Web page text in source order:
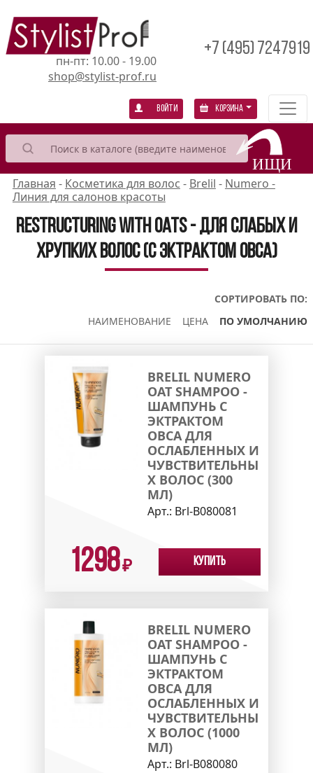
пн-пт: 10.00 - 19.00
shop@stylist-prof.ru
+7 (495) 7247919
Войти Корзина
Главная - Косметика для волос - Brelil - Numero -
Линия для салонов красоты
Restructuring With Oats - Для слабых и
хрупких волос (с эктрактом овса)
СОРТИРОВАТЬ ПО:
НАИМЕНОВАНИЕ
ЦЕНА ПО УМОЛЧАНИЮ
BRELIL NUMERO
OAT SHAMPOO -
ШАМПУНЬ С
ЭКТРАКТОМ
ОВСА ДЛЯ
ОСЛАБЛЕННЫХ И
ЧУВСТВИТЕЛЬНЫ
Х ВОЛОС (300
МЛ)
Арт.: Brl-B080081
1298₽ Купить
BRELIL NUMERO
OAT SHAMPOO -
ШАМПУНЬ С
ЭКТРАКТОМ
ОВСА ДЛЯ
ОСЛАБЛЕННЫХ И
ЧУВСТВИТЕЛЬНЫ
Х ВОЛОС (1000
МЛ)
Арт.: Brl-B080080